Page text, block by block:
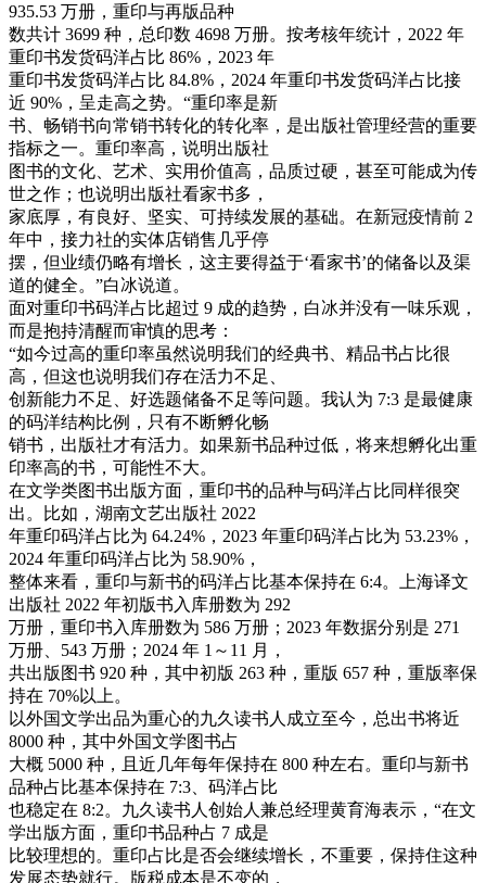
935.53 万册，重印与再版品种
数共计 3699 种，总印数 4698 万册。按考核年统计，2022 年
重印书发货码洋占比 86%，2023 年
重印书发货码洋占比 84.8%，2024 年重印书发货码洋占比接
近 90%，呈走高之势。“重印率是新
书、畅销书向常销书转化的转化率，是出版社管理经营的重要
指标之一。重印率高，说明出版社
图书的文化、艺术、实用价值高，品质过硬，甚至可能成为传
世之作；也说明出版社看家书多，
家底厚，有良好、坚实、可持续发展的基础。在新冠疫情前 2
年中，接力社的实体店销售几乎停
摆，但业绩仍略有增长，这主要得益于‘看家书’的储备以及渠
道的健全。”白冰说道。
面对重印书码洋占比超过 9 成的趋势，白冰并没有一味乐观，
而是抱持清醒而审慎的思考：
“如今过高的重印率虽然说明我们的经典书、精品书占比很
高，但这也说明我们存在活力不足、
创新能力不足、好选题储备不足等问题。我认为 7:3 是最健康
的码洋结构比例，只有不断孵化畅
销书，出版社才有活力。如果新书品种过低，将来想孵化出重
印率高的书，可能性不大。
在文学类图书出版方面，重印书的品种与码洋占比同样很突
出。比如，湖南文艺出版社 2022
年重印码洋占比为 64.24%，2023 年重印码洋占比为 53.23%，
2024 年重印码洋占比为 58.90%，
整体来看，重印与新书的码洋占比基本保持在 6:4。上海译文
出版社 2022 年初版书入库册数为 292
万册，重印书入库册数为 586 万册；2023 年数据分别是 271
万册、543 万册；2024 年 1～11 月，
共出版图书 920 种，其中初版 263 种，重版 657 种，重版率保
持在 70%以上。
以外国文学出品为重心的九久读书人成立至今，总出书将近
8000 种，其中外国文学图书占
大概 5000 种，且近几年每年保持在 800 种左右。重印与新书
品种占比基本保持在 7:3、码洋占比
也稳定在 8:2。九久读书人创始人兼总经理黄育海表示，“在文
学出版方面，重印书品种占 7 成是
比较理想的。重印占比是否会继续增长，不重要，保持住这种
发展态势就行。版税成本是不变的，